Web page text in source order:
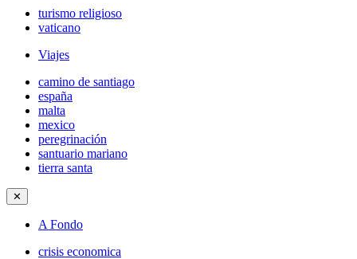
turismo religioso
vaticano
Viajes
camino de santiago
españa
malta
mexico
peregrinación
santuario mariano
tierra santa
✕
A Fondo
crisis economica